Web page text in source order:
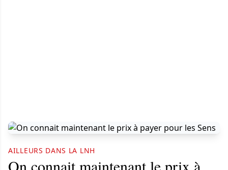
AILLEURS DANS LA LNH
On connait maintenant le prix à